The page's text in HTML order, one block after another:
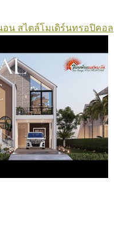
น สไตล์โมเดิร์นทรอปิคอล